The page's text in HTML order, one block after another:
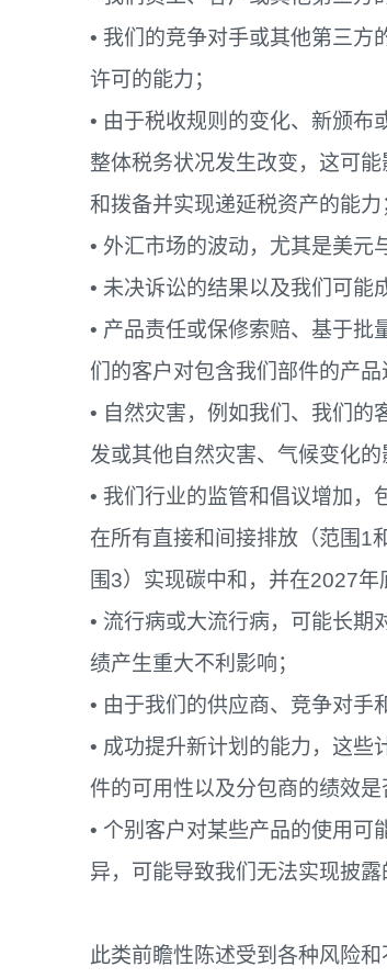
• 我们的竞争对手或其他第三方
许可的能力；
• 由于税收规则的变化、新颁布
整体税务状况发生改变，这可
和拨备并实现递延税资产的能力
• 外汇市场的波动，尤其是美元
• 未决诉讼的结果以及我们可能
• 产品责任或保修索赔、基于
们的客户对包含我们部件的产品
• 自然灾害，例如我们、我们的
发或其他自然灾害、气候变化
• 我们行业的监管和倡议增加，
在所有直接和间接排放（范围1
围3）实现碳中和，并在2027年
• 流行病或大流行病，可能长期
绩产生重大不利影响；
• 由于我们的供应商、竞争对手
• 成功提升新计划的能力，这些
件的可用性以及分包商的绩效是
• 个别客户对某些产品的使用可
异，可能导致我们无法实现披
此类前瞻性陈述受到各种风险